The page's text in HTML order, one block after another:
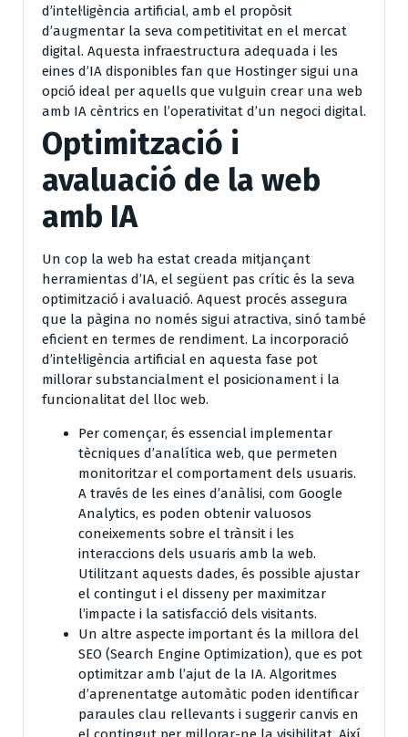
d’intel·ligència artificial, amb el propòsit
d’augmentar la seva competitivitat en el mercat
digital. Aquesta infraestructura adequada i les
eines d’IA disponibles fan que Hostinger sigui una
opció ideal per aquells que vulguin crear una web
amb IA cèntrics en l’operativitat d’un negoci digital.
Optimització i
avaluació de la web
amb IA
Un cop la web ha estat creada mitjançant
herramientas d’IA, el següent pas crític és la seva
optimització i avaluació. Aquest procés assegura
que la pàgina no només sigui atractiva, sinó també
eficient en termes de rendiment. La incorporació
d’intel·ligència artificial en aquesta fase pot
millorar substancialment el posicionament i la
funcionalitat del lloc web.
Per començar, és essencial implementar
tècniques d’analítica web, que permeten
monitoritzar el comportament dels usuaris.
A través de les eines d’anàlisi, com Google
Analytics, es poden obtenir valuosos
coneixements sobre el trànsit i les
interaccions dels usuaris amb la web.
Utilitzant aquests dades, és possible ajustar
el contingut i el disseny per maximitzar
l’impacte i la satisfacció dels visitants.
Un altre aspecte important és la millora del
SEO (Search Engine Optimization), que es pot
optimitzar amb l’ajut de la IA. Algoritmes
d’aprenentatge automàtic poden identificar
paraules clau rellevants i suggerir canvis en